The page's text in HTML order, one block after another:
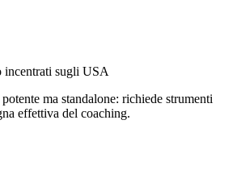
incentrati sugli USA
ma standalone: richiede strumenti
effettiva del coaching.